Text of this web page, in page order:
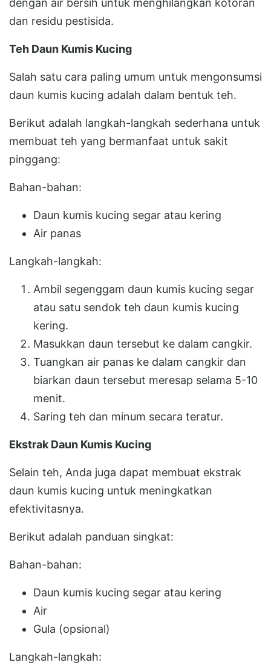
dengan air bersih untuk menghilangkan kotoran
dan residu pestisida.
Teh Daun Kumis Kucing
Salah satu cara paling umum untuk mengonsumsi
daun kumis kucing adalah dalam bentuk teh.
Berikut adalah langkah-langkah sederhana untuk
membuat teh yang bermanfaat untuk sakit
pinggang:
Bahan-bahan:
Daun kumis kucing segar atau kering
Air panas
Langkah-langkah:
Ambil segenggam daun kumis kucing segar
atau satu sendok teh daun kumis kucing
kering.
Masukkan daun tersebut ke dalam cangkir.
Tuangkan air panas ke dalam cangkir dan
biarkan daun tersebut meresap selama 5-10
menit.
Saring teh dan minum secara teratur.
Ekstrak Daun Kumis Kucing
Selain teh, Anda juga dapat membuat ekstrak
daun kumis kucing untuk meningkatkan
efektivitasnya.
Berikut adalah panduan singkat:
Bahan-bahan:
Daun kumis kucing segar atau kering
Air
Gula (opsional)
Langkah-langkah: